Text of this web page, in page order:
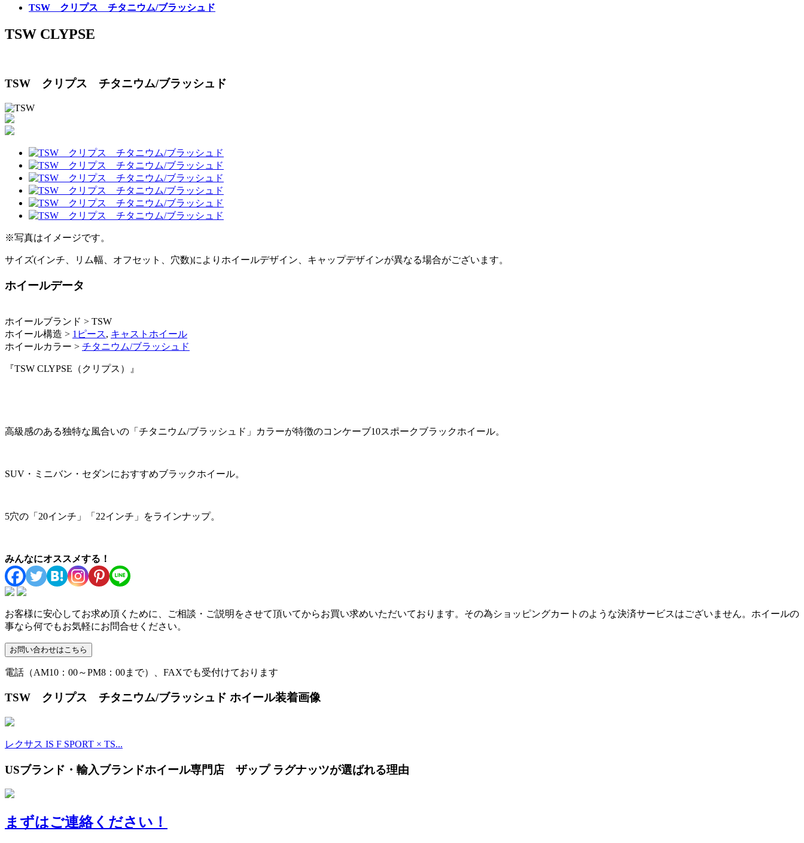
TSW クリプス チタニウム/ブラッシュド
TSW CLYPSE
TSW クリプス チタニウム/ブラッシュド
※写真はイメージです。
サイズ(インチ、リム幅、オフセット、穴数)によりホイールデザイン、キャップデザインが異なる場合がございます。
ホイールデータ
ホイールブランド > TSW
ホイール構造 > 1ピース, キャストホイール
ホイールカラー > チタニウム/ブラッシュド
『TSW CLYPSE（クリプス）』
高級感のある独特な風合いの「チタニウム/ブラッシュド」カラーが特徴のコンケーブ10スポークブラックホイール。
SUV・ミニバン・セダンにおすすめブラックホイール。
5穴の「20インチ」「22インチ」をラインナップ。
みんなにオススメする！
お客様に安心してお求め頂くために、ご相談・ご説明をさせて頂いてからお買い求めいただいております。その為ショッピングカートのような決済サービスはございません。ホイールの
事なら何でもお気軽にお問合せください。
電話（AM10：00～PM8：00まで）、FAXでも受付けております
TSW クリプス チタニウム/ブラッシュド ホイール装着画像
レクサス IS F SPORT × TS...
USブランド・輸入ブランドホイール専門店 ザップ ラグナッツが選ばれる理由
まずはご連絡ください！